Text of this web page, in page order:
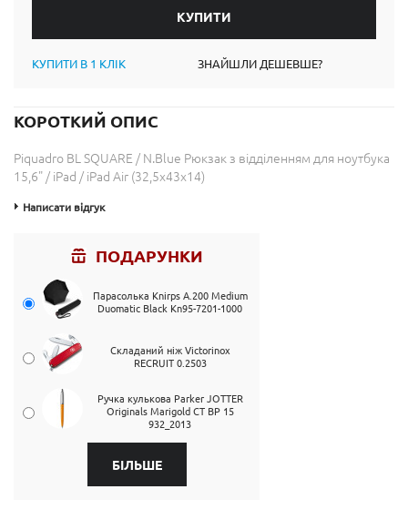
КУПИТИ В 1 КЛІК ЗНАЙШЛИ ДЕШЕВШЕ?
КОРОТКИЙ ОПИС
Piquadro BL SQUARE / N.Blue Рюкзак з відділенням для ноутбука
15,6" / iPad / iPad Air (32,5x43x14)
Написати відгук
ПОДАРУНКИ
Парасолька Knirps A.200 Medium
Duomatic Black Kn95-7201-1000
Складаний ніж Victorinox
RECRUIT 0.2503
Ручка кулькова Parker JOTTER
Originals Marigold CT BP 15
932_2013
БІЛЬШЕ